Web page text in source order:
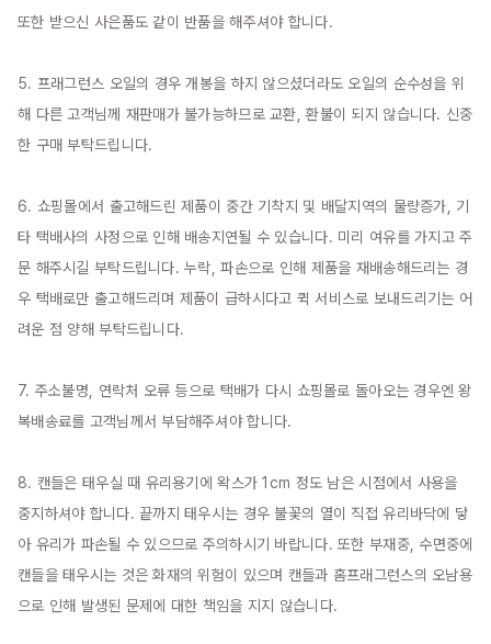
또한 받으신 사은품도 같이 반품을 해주셔야 합니다.
5. 프래그런스 오일의 경우 개봉을 하지 않으셨더라도 오일의 순수성을 위
해 다른 고객님께 재판매가 불가능하므로 교환, 환불이 되지 않습니다. 신중
한 구매 부탁드립니다.
6. 쇼핑몰에서 출고해드린 제품이 중간 기착지 및 배달지역의 물량증가, 기
타 택배사의 사정으로 인해 배송지연될 수 있습니다. 미리 여유를 가지고 주
문 해주시길 부탁드립니다. 누락, 파손으로 인해 제품을 재배송해드리는 경
우 택배로만 출고해드리며 제품이 급하시다고 퀵 서비스로 보내드리기는 어
려운 점 양해 부탁드립니다.
7. 주소불명, 연락처 오류 등으로 택배가 다시 쇼핑몰로 돌아오는 경우엔 왕
복배송료를 고객님께서 부담해주셔야 합니다.
8. 캔들은 태우실 때 유리용기에 왁스가 1cm 정도 남은 시점에서 사용을
중지하셔야 합니다. 끝까지 태우시는 경우 불꽃의 열이 직접 유리바닥에 닿
아 유리가 파손될 수 있으므로 주의하시기 바랍니다. 또한 부재중, 수면중에
캔들을 태우시는 것은 화재의 위험이 있으며 캔들과 홈프래그런스의 오남용
으로 인해 발생된 문제에 대한 책임을 지지 않습니다.